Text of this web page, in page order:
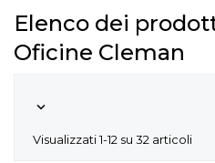
Elenco dei
Oficine Cleman

Visualizzati 1-12 su 32 articoli